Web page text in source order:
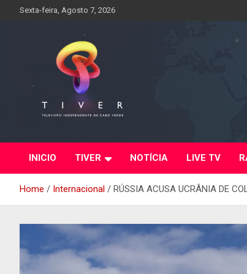
Sexta-feira, Agosto 7, 2026
INICIO TIVER NOTÍCIA LIVE TV
Home Internacional RÚSSIA ACUSA UCRÂNIA DE